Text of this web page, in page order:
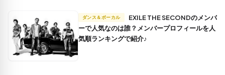
ダンス＆ボーカル
ーで人気なのは誰？メンバープロフィールを人
気順ランキングで紹介♪